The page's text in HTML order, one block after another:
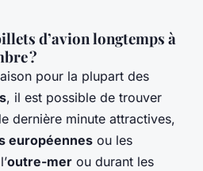
d’avion longtemps à
?
pour la plupart des
, il est possible de trouver
dernière minute attractives,
européennes ou les
outre-mer ou durant les